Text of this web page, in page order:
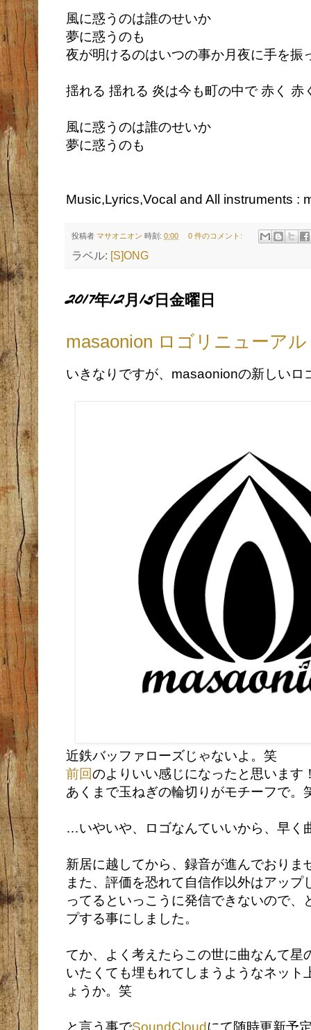
風に惑うのは誰のせいか
夢に惑うのも
夜が明けるのはいつの事か月夜に手を振
揺れる 揺れる 炎は今も町の中で 赤く 赤
風に惑うのは誰のせいか
夢に惑うのも
Music,Lyrics,Vocal and All instruments :
投稿者 マサオニオン 時刻: 0:00 0 件のコメント:
ラベル: [S]ONG
2017年12月15日金曜日
masaonion ロゴリニューアル
いきなりですが、masaonionの新しいロ
近鉄バッファローズじゃないよ。笑
前回のよりいい感じになったと思います
あくまで玉ねぎの輪切りがモチーフで。
…いやいや、ロゴなんていいから、早く
新居に越してから、録音が進んでおりま
また、 評価を恐れて自信作以外はアップ
ってるといっこうに発信できないので
プする事にしました。
てか、よく考えたらこの世に曲なんて
いたくても埋もれてしまうようなネッ
ょうか。笑
と言う事でSoundCloudにて随時更新予